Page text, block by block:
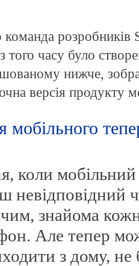
розробників
того часу було
нижче,
версія продукту
коли
невідповідний
знайома
Але тепер
з дому,